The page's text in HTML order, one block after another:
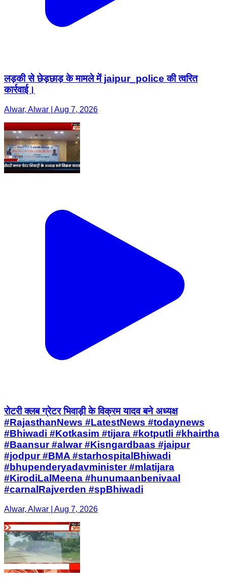
लड़की से छेड़छाड़ के मामले में jaipur_police की त्वरित
कार्रवाई।
Alwar, Alwar | Aug 7, 2026
रोटरी क्लब ग्रेटर भिवाड़ी के विक्रम यादव बने अध्यक्ष
#RajasthanNews #LatestNews #todaynews
#Bhiwadi #Kotkasim #tijara #kotputli #khairtha
#Baansur #alwar #Kisngardbaas #jaipur
#jodpur #BMA #starhospitalBhiwadi
#bhupenderyadavminister #mlatijara
#KirodiLalMeena #hunumaanbenivaal
#carnalRajverden #spBhiwadi
Alwar, Alwar | Aug 7, 2026